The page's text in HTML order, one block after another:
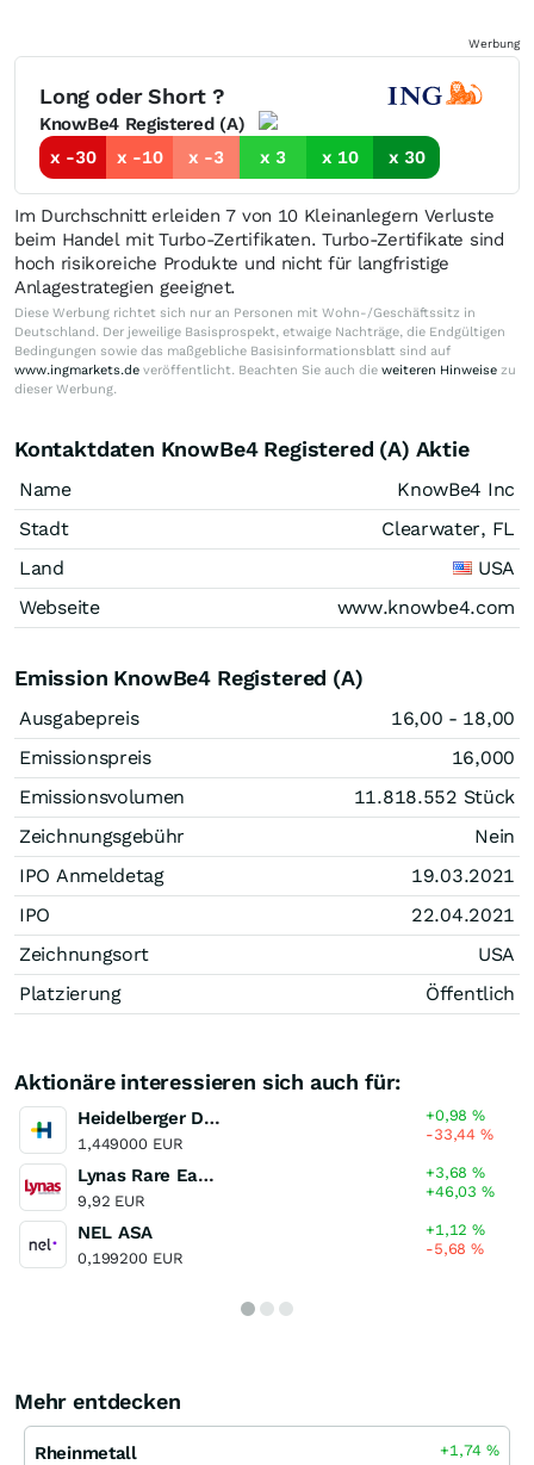
Werbung
Long oder Short ?
KnowBe4 Registered (A)
x -30
x -10 x -3 x 3 x 10 x 30
Im Durchschnitt erleiden 7 von 10 Kleinanlegern Verluste
beim Handel mit Turbo-Zertifikaten. Turbo-Zertifikate sind
hoch risikoreiche Produkte und nicht für langfristige
Anlagestrategien geeignet.
Diese Werbung richtet sich nur an Personen mit Wohn-/Geschäftssitz in
Deutschland. Der jeweilige Basisprospekt, etwaige Nachträge, die Endgültigen
Bedingungen sowie das maßgebliche Basisinformationsblatt sind auf
www.ingmarkets.de veröffentlicht. Beachten Sie auch die weiteren Hinweise zu
dieser Werbung.
Kontaktdaten KnowBe4 Registered (A) Aktie
Name
KnowBe4 Inc
Stadt
Clearwater, FL
Land
USA
Webseite
www.knowbe4.com
Emission KnowBe4 Registered (A)
Ausgabepreis
16,00 - 18,00
Emissionspreis
16,000
Emissionsvolumen
11.818.552 Stück
Zeichnungsgebühr
Nein
IPO Anmeldetag
19.03.2021
IPO
22.04.2021
Zeichnungsort
USA
Platzierung
Öffentlich
Aktionäre interessieren sich auch für:
Heidelberger Druckmaschinen
1,449000 EUR
+0,98%
-33,44%
Lynas Rare Earths
9,92 EUR
+3,68%
+46,03%
NEL ASA
0,199200 EUR
+1,12%
-5,68%
Mehr entdecken
Rheinmetall +1,74%